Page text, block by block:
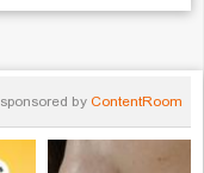
sponsored by ContentRoom